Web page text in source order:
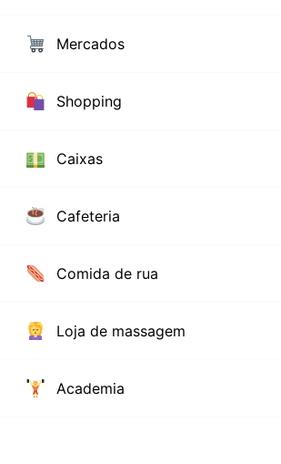
Mercados
Shopping
Caixas
Cafeteria
Comida de rua
Loja de massagem
Academia